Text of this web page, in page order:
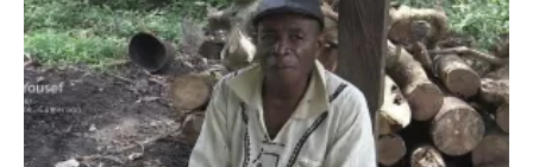
1
-
De
betekenis
van
cacao